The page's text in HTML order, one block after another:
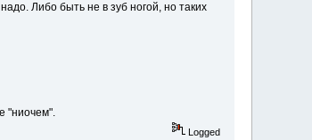
Либо быть не в зуб ногой, но таких
"ниочем".
Logged